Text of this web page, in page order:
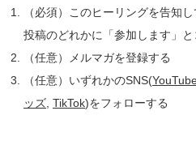
（必須）このヒーリングを告知
投稿のどれかに「参加します」と
（任意）メルマガを登録する
（任意）いずれかのSNS(
ッズ TikTok)をフォローする